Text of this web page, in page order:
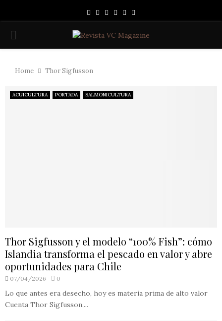
Facebook
Instagram
Linkedin
Youtube
Spotify
PRIMARY
Home Thor Sigfusson
ACUICULTURA PORTADA SALMONICULTURA
Thor Sigfusson y el modelo “100% Fish”: cómo
Islandia transforma el pescado en valor y abre
oportunidades para Chile
07/04/2026 0
Lo que antes era desecho, hoy es materia prima de alto valor
Cuenta Thor Sigfusson,...